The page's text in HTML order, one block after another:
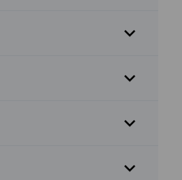
expand_more
expand_more
expand_more
expand_more